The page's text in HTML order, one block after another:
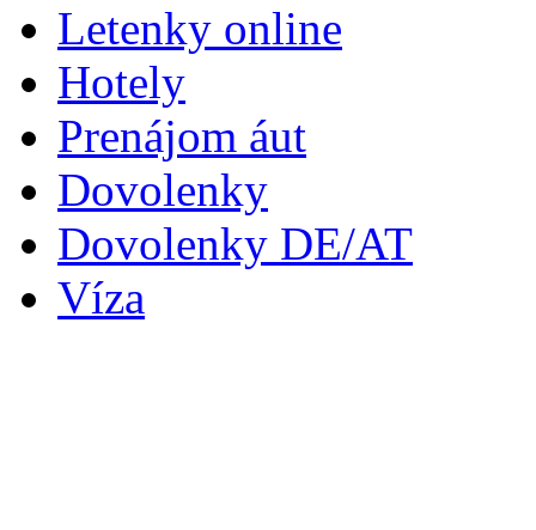
Letenky online
Hotely
Prenájom áut
Dovolenky
Dovolenky DE/AT
Víza